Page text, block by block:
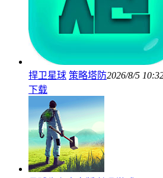
捍卫星球 策略塔防2026/8/5
下载